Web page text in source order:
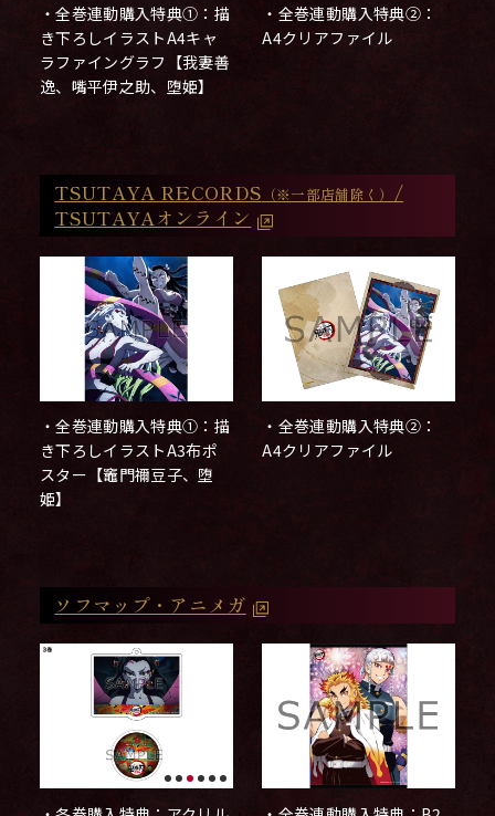
・全巻連動購入特典①：描
き下ろしイラストA4キャ
ラファイングラフ【我妻善
逸、嘴平伊之助、堕姫】
・全巻連動購入特典②：
A4クリアファイル
TSUTAYA RECORDS （※一部店舗除く） /
TSUTAYAオンライン
・全巻連動購入特典①：描
き下ろしイラストA3布ポ
スター【竈門禰󠄀豆子、堕
姫】
・全巻連動購入特典②：
A4クリアファイル
ソフマップ・アニメガ